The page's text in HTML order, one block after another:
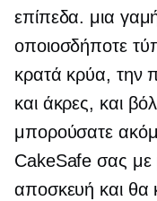
επίπεδα. μια
οποιοσδήποτε
κρατά κρύα, την
και άκρες, και
μπορούσατε
CakeSafe σας με
αποσκευή και θα